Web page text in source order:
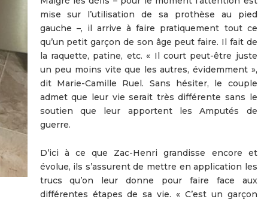
mise sur l’utilisation de sa prothèse au pied
gauche –, il arrive à faire pratiquement tout ce
qu’un petit garçon de son âge peut faire. Il fait de
la raquette, patine, etc. « Il court peut-être juste
un peu moins vite que les autres, évidemment »,
dit Marie-Camille Ruel. Sans hésiter, le couple
admet que leur vie serait très différente sans le
soutien que leur apportent les Amputés de
guerre.
D’ici à ce que Zac-Henri grandisse encore et
évolue, ils s’assurent de mettre en application les
trucs qu’on leur donne pour faire face aux
différentes étapes de sa vie. « C’est un garçon